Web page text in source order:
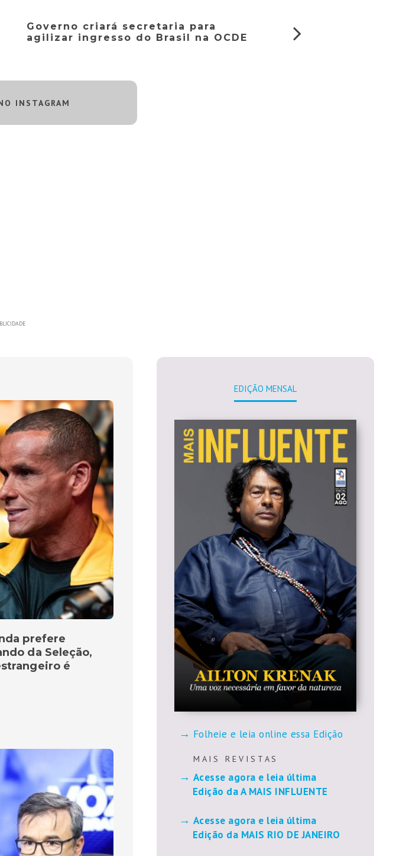
Governo criará secretaria para
agilizar ingresso do Brasil na OCDE
INSTAGRAM
prefere
da Seleção,
é
EDIÇÃO MENSAL
Folheie e leia online essa Edição
M A I S R E V I S T A S
Acesse agora e leia última
Edição da A MAIS INFLUENTE
Acesse agora e leia última
Edição da MAIS RIO DE JANEIRO